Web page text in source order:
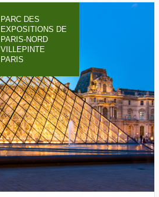
PARC DES
EXPOSITIONS DE
PARIS-NORD
VILLEPINTE
PARIS